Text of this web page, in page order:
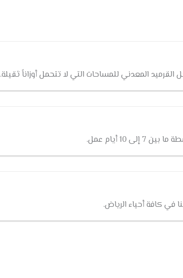
القرميد المعدني للمساحات التي لا تتحمل أوزاناً ثقيلة.
أيام عمل.
في كافة أحياء الرياض.